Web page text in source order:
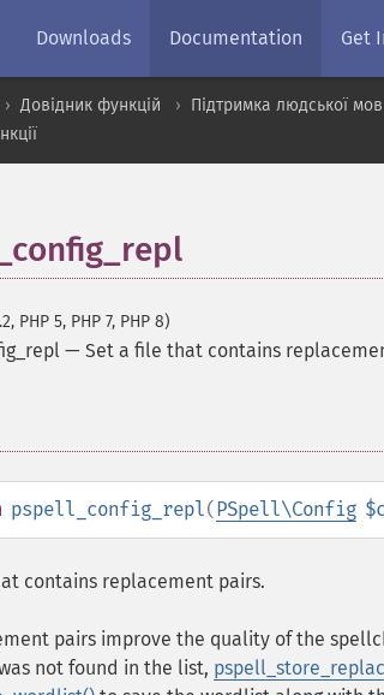
Downloads Documentation Get
Довідник функцій Підтримка людської
PHP 5, PHP 7, PHP 8)
— Set a file that contains
pspell_config_repl(PSpell\Config
contains replacement pairs.
pairs improve the quality of the
not found in the list,